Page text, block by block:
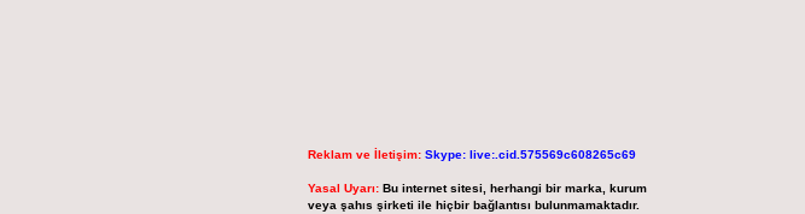
Reklam ve İletişim: Skype: live:.cid.575569c608265c69
Yasal Uyarı: Bu internet sitesi, herhangi bir marka, kurum
veya şahıs şirketi ile hiçbir bağlantısı bulunmamaktadır.